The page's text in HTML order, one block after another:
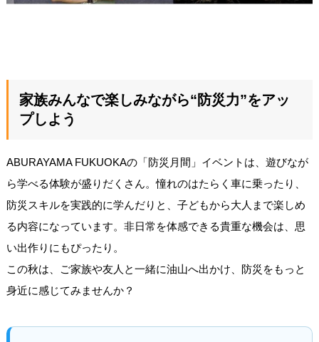
家族みんなで楽しみながら“防災力”をアッ
プしよう
ABURAYAMA FUKUOKAの「防災月間」イベントは、遊びなが
ら学べる体験が盛りだくさん。憧れのはたらく車に乗ったり、
防災スキルを実践的に学んだりと、子どもから大人まで楽しめ
る内容になっています。非日常を体感できる貴重な機会は、思
い出作りにもぴったり。
この秋は、ご家族や友人と一緒に油山へ出かけ、防災をもっと
身近に感じてみませんか？